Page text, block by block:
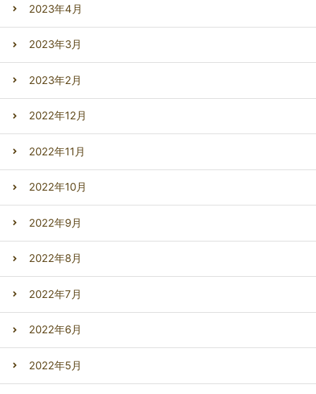
2023年4月
2023年3月
2023年2月
2022年12月
2022年11月
2022年10月
2022年9月
2022年8月
2022年7月
2022年6月
2022年5月